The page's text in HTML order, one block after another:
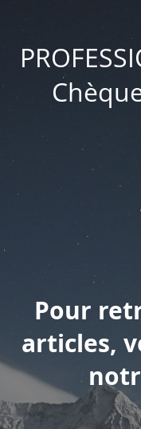
Pour
articles,